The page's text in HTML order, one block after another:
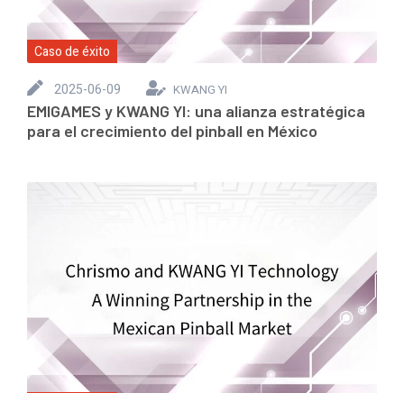
Caso de éxito
2025-06-09
KWANG YI
EMIGAMES y KWANG YI: una alianza estratégica
para el crecimiento del pinball en México